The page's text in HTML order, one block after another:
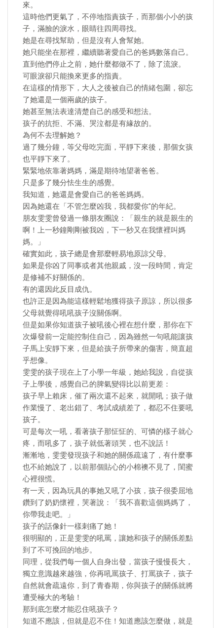
來。
這時他們更氣了，不停地指責孩子，而那個小小的孩
子，滿臉的淚水，眼睛往四周尋找。
她是在尋找幫助，但是沒有人會幫她。
她只能坐在那裡，繼續聽著愛自己的爸媽數落自己。
直到他們停止之前，她什麼都做不了，除了流淚。
可眼淚卻只能換來更多的指責。
在這樣的情形下，大人之後被自己的情緒包圍，卻忘
了她還是一個兩歲的孩子。
她甚至無法表達清楚自己的感受和想法。
孩子的抗拒、不滿、哭泣都是有緣故的。
為何不去理解她？
過了幾分鐘，等父母吃完面，平靜下來後，那個女孩
也平靜下來了。
緊緊地依靠著媽媽，滿是期待地望著爸爸。
只是多了幾分怯生生的感覺。
我知道，她還是會愛自己的爸爸媽媽。
因為她還在「不管怎麼凶我，我都愛你"的年紀。
朋友雯雯曾發過一條朋友圈說：「親生的就是親生的
啊！上一秒鐘剛剛被我凶，下一秒又在我懷裡叫媽
媽。」
確實如此，孩子總是會那麼輕易地原諒父母。
如果是你凶了同事或者其他親戚，沒一段時間，肯定
是修補不好關係的。
有的還因此反目成仇。
也許正是因為能這樣輕鬆地獲得孩子原諒，所以很多
父母就覺得吼吼孩子沒關係啊。
但是如果你知道孩子被吼後心裡在想什麼，那你在下
次爆發前一定能控制住自己，因為雖然一句吼能讓孩
子馬上安靜下來，但是給孩子所帶來的傷害，簡直超
乎想像。
雯雯的孩子現在上了小學一年級，她給我說，自從孩
子上學後，感覺自己的脾氣變得比以前更差：
孩子早上賴床，催了兩次還不起來，就開吼；孩子做
作業慢了、老出錯了、考試成績差了，都忍不住要吼
孩子。
可是每次一吼，看著孩子那怔怔的、可憐的樣子就心
疼，而吼多了，孩子就低著頭哭，也不說話！
漸漸地，雯雯發現孩子和她的關係疏遠了，有什麼事
也不給她說了，以前那個貼心的小棉襖不見了，閨蜜
心裡很慌。
有一天，因為玩具的事她又吼了小孩，孩子很委屈地
鑽到了奶奶懷裡，哭著說：「我不喜歡這個媽媽了，
你帶我走吧。」
孩子的話像針一樣刺痛了她！
很明顯的，正是雯雯的吼罵，讓她和孩子的關係差點
到了不可挽回的地步。
同理，從我們每一個人自身出發，當孩子慢慢長大，
獨立意識越來越強，你再吼罵孩子、打罵孩子，孩子
自然就會疏遠你，到了青春期，你與孩子的關係就將
遭受極大的考驗！
那到底怎麼才能忍住吼孩子？
知道不應該，但就是忍不住！知道應該怎麼做，就是